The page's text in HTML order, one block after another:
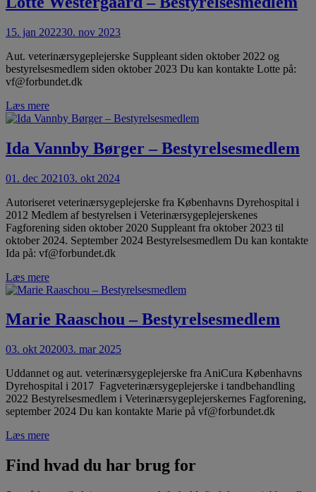
15. jan 202230. nov 2023
Aut. veterinærsygeplejerske Suppleant siden oktober 2022 og
bestyrelsesmedlem siden oktober 2023 Du kan kontakte Lotte på:
vf@forbundet.dk
Læs mere
Ida Vannby Børger – Bestyrelsesmedlem
01. dec 202103. okt 2024
Autoriseret veterinærsygeplejerske fra Københavns Dyrehospital i
2012 Medlem af bestyrelsen i Veterinærsygeplejerskenes
Fagforening siden oktober 2020 Suppleant fra oktober 2023 til
oktober 2024. September 2024 Bestyrelsesmedlem Du kan kontakte
Ida på: vf@forbundet.dk
Læs mere
Marie Raaschou – Bestyrelsesmedlem
03. okt 202003. mar 2025
Uddannet og aut. veterinærsygeplejerske fra AniCura Københavns
Dyrehospital i 2017 Fagveterinærsygeplejerske i tandbehandling
2022 Bestyrelsesmedlem i Veterinærsygeplejerskernes Fagforening,
september 2024 Du kan kontakte Marie på vf@forbundet.dk
Læs mere
Find hvad du har brug for